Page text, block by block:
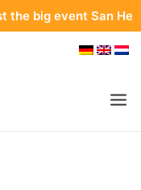
event San Hejmo